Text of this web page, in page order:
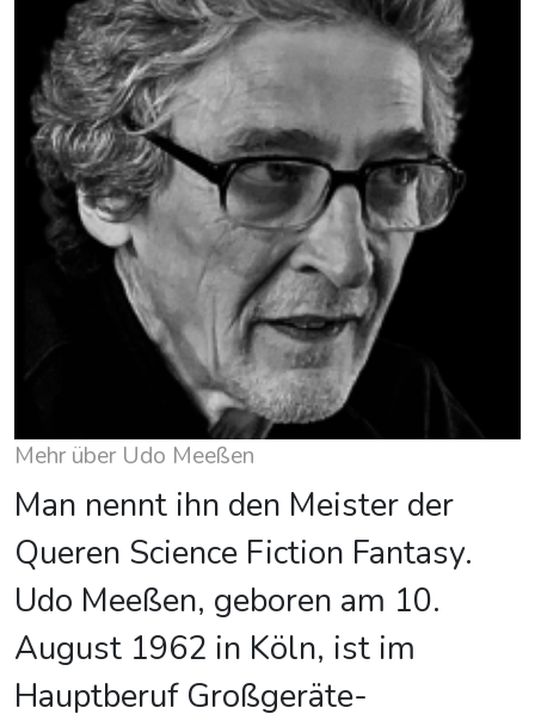
Mehr über Udo Meeßen
Man nennt ihn den Meister der
Queren Science Fiction Fantasy.
Udo Meeßen, geboren am 10.
August 1962 in Köln, ist im
Hauptberuf Großgeräte-